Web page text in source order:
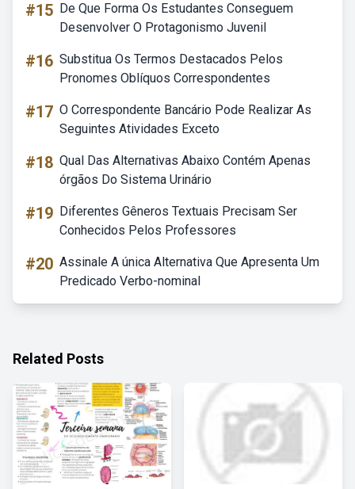
#15 De Que Forma Os Estudantes Conseguem
Desenvolver O Protagonismo Juvenil
#16 Substitua Os Termos Destacados Pelos
Pronomes Oblíquos Correspondentes
#17 O Correspondente Bancário Pode Realizar As
Seguintes Atividades Exceto
#18 Qual Das Alternativas Abaixo Contém Apenas
órgãos Do Sistema Urinário
#19 Diferentes Gêneros Textuais Precisam Ser
Conhecidos Pelos Professores
#20 Assinale A única Alternativa Que Apresenta Um
Predicado Verbo-nominal
Related Posts